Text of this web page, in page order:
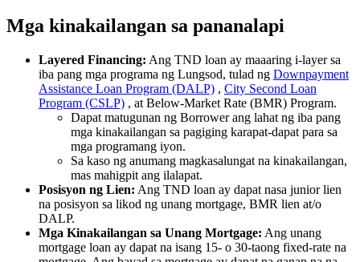
Mga kinakailangan sa pananalapi
Layered Financing: Ang TND loan ay maaaring i-layer sa
iba pang mga programa ng Lungsod, tulad ng Downpayment
Assistance Loan Program (DALP) , City Second Loan
Program (CSLP) , at Below-Market Rate (BMR) Program.
Dapat matugunan ng Borrower ang lahat ng iba pang
mga kinakailangan sa pagiging karapat-dapat para sa
mga programang iyon.
Sa kaso ng anumang magkasalungat na kinakailangan,
mas mahigpit ang ilalapat.
Posisyon ng Lien: Ang TND loan ay dapat nasa junior lien
na posisyon sa likod ng unang mortgage, BMR lien at/o
DALP.
Mga Kinakailangan sa Unang Mortgage: Ang unang
mortgage loan ay dapat na isang 15- o 30-taong fixed-rate na